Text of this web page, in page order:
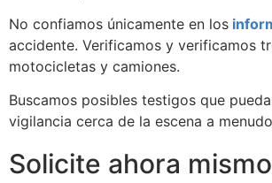
No confiamos únicamente en los
accidente. Verificamos y verificamos
motocicletas y camiones.
Buscamos posibles testigos que
vigilancia cerca de la escena a
Solicite ahora